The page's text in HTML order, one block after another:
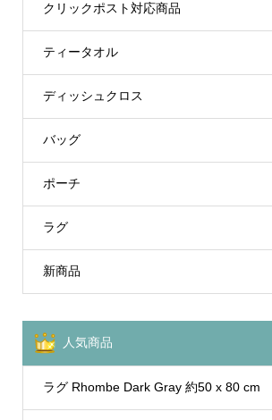
クリックポスト対応商品
ティータオル
ディッシュクロス
バッグ
ポーチ
ラグ
新商品
人気商品
ラグ Rhombe Dark Gray 約50 x 80 cm